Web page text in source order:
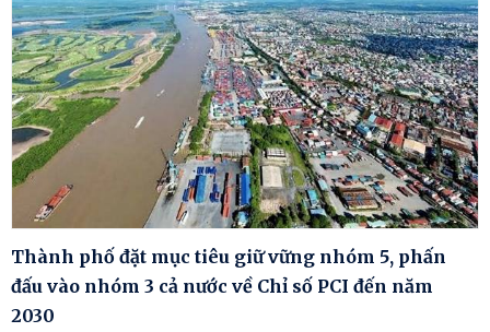
Thành phố đặt mục tiêu giữ vững nhóm 5, phấn
đấu vào nhóm 3 cả nước về Chỉ số PCI đến năm
2030